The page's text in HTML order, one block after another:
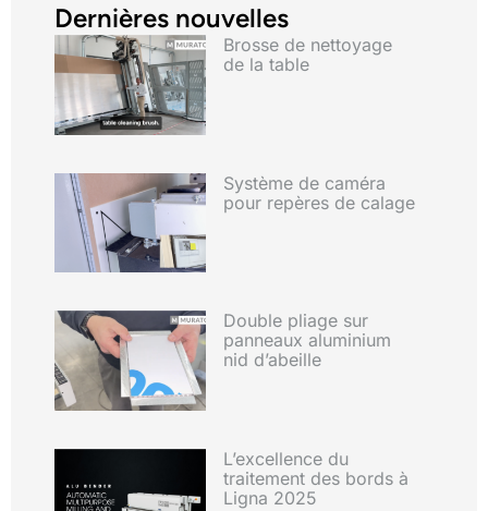
Dernières nouvelles
Brosse de nettoyage
de la table
Système de caméra
pour repères de calage
Double pliage sur
panneaux aluminium
nid d’abeille
L’excellence du
traitement des bords à
Ligna 2025